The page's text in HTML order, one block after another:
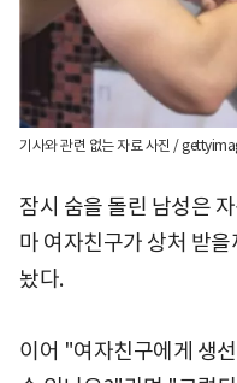
기사와 관련 없는 자료 사진 /
잠시 숨을 돌린 남성은
마 여자친구가 상처 받
놨다.
이어 "여자친구에게 생